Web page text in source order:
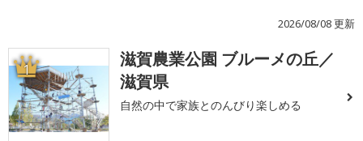
2026/08/08 更新
1
滋賀農業公園 ブルーメの丘／
滋賀県
自然の中で家族とのんびり楽しめる